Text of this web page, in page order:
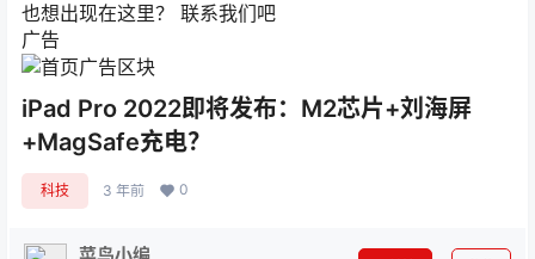
也想出现在这里？ 联系我们吧
广告
iPad Pro 2022即将发布：M2芯片+刘海屏
+MagSafe充电？
科技 3 年前 0